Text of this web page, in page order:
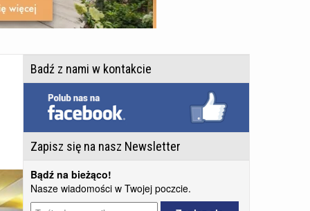
Badź z nami w kontakcie
Zapisz się na nasz Newsletter
Bądź na bieżąco!
Nasze wiadomości w Twojej poczcie.